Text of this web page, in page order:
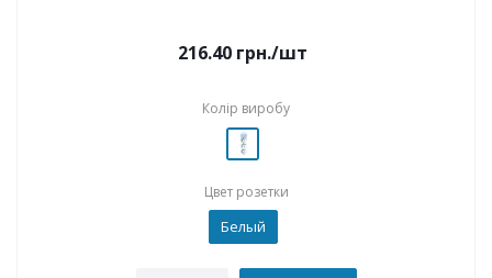
216.40грн./шт
Колір виробу
Цвет розетки
Белый